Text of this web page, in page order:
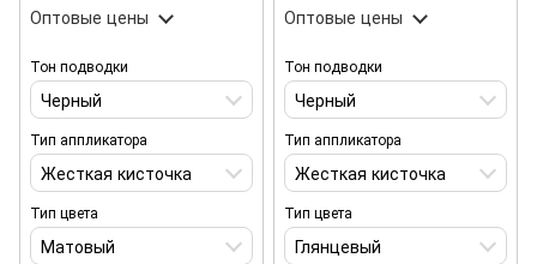
Оптовые цены
Тон подводки
Черный
Тип аппликатора
Жесткая кисточка
Тип цвета
Матовый
Оптовые цены
Тон подводки
Черный
Тип аппликатора
Жесткая кисточка
Тип цвета
Глянцевый